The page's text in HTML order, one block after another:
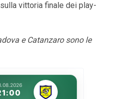
vittoria finale dei play-
e Catanzaro sono le